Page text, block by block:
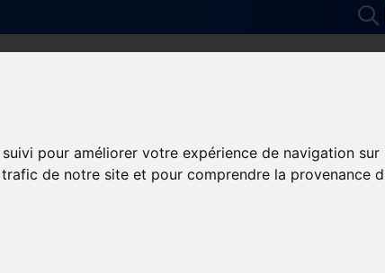
pour améliorer votre expérience de navigation
de notre site et pour comprendre la provenance
et Handicap